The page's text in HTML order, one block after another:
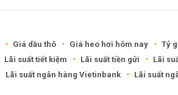
Giá dầu thô Giá heo hơi hôm nay Tỷ
Lãi suất tiết kiệm Lãi suất tiền gửi
Lãi
Lãi suất ngân hàng Vietinbank Lãi suất